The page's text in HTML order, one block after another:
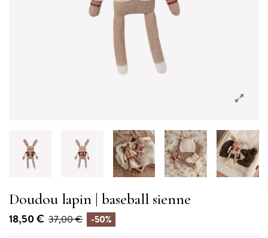
Doudou lapin | baseball sienne
18,50 € 37,00 € -50%